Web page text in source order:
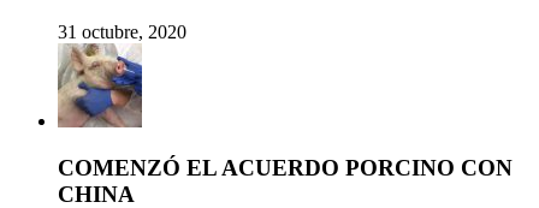
31 octubre, 2020
COMENZÓ EL ACUERDO PORCINO CON
CHINA